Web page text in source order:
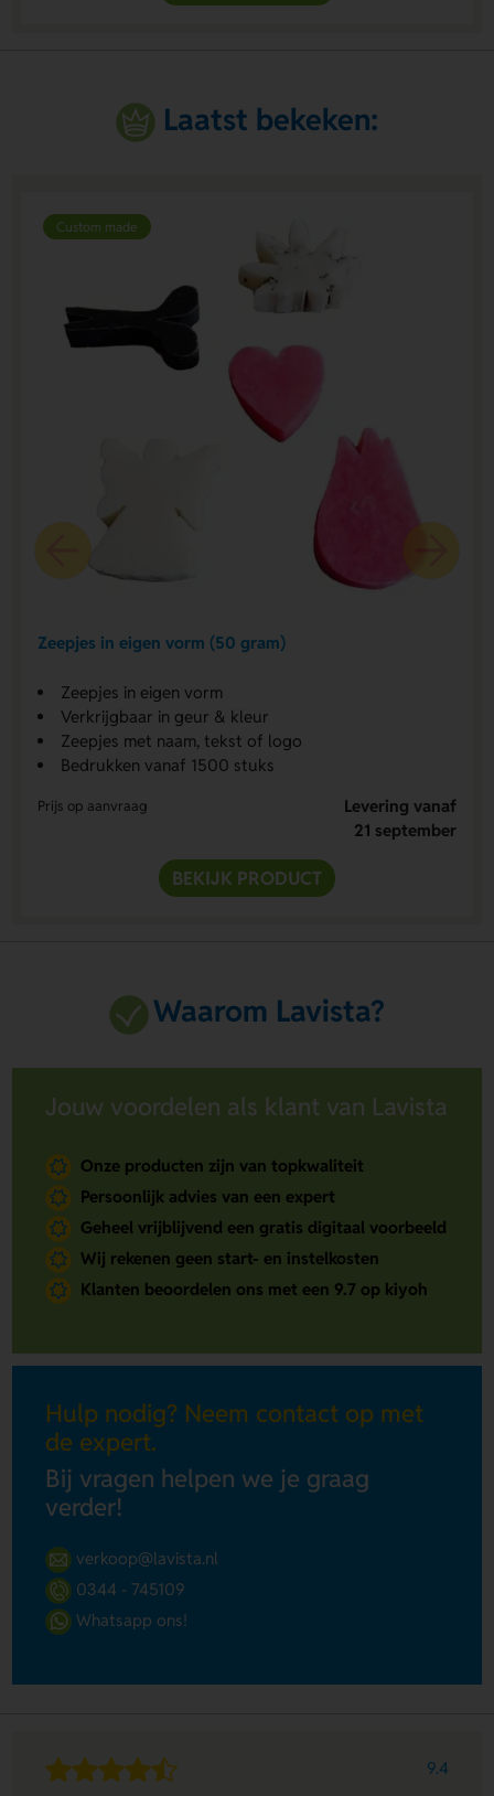
Laatst bekeken:
Custom made
Zeepjes in eigen vorm (50 gram)
Zeepjes in eigen vorm
Verkrijgbaar in geur & kleur
Zeepjes met naam, tekst of logo
Bedrukken vanaf 1500 stuks
Prijs op aanvraag
Levering vanaf
21 september
BEKIJK PRODUCT
Waarom Lavista?
Jouw voordelen als klant van Lavista
Onze producten zijn van topkwaliteit
Persoonlijk advies van een expert
Geheel vrijblijvend een gratis digitaal voorbeeld
Wij rekenen geen start- en instelkosten
Klanten beoordelen ons met een 9.7 op kiyoh
Hulp nodig? Neem contact op met
de expert.
Bij vragen helpen we je graag
verder!
verkoop@lavista.nl
0344 - 745109
Whatsapp ons!
9.4